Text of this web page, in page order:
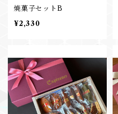
焼菓子セットB
¥2,330